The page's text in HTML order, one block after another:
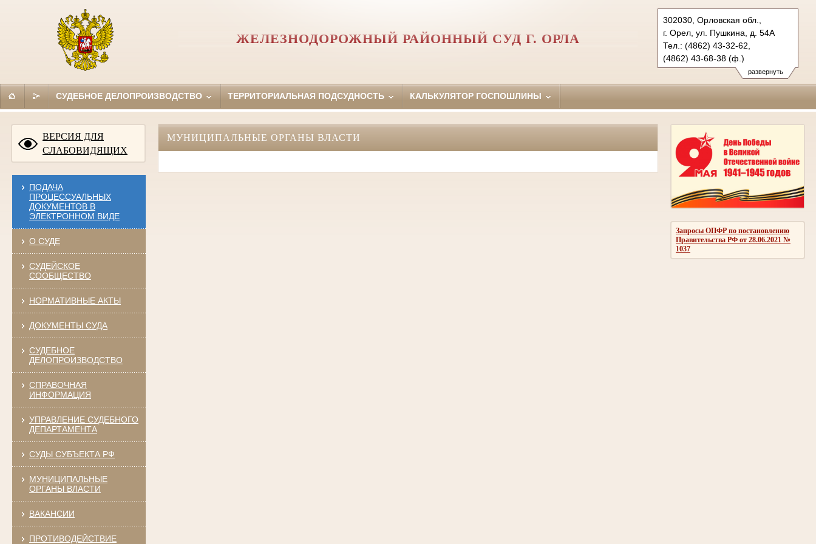
развернуть
302030, Орловская обл.,
г. Орел, ул. Пушкина, д. 54А
Тел.: (4862) 43-32-62,
(4862) 43-68-38 (ф.)
zheleznodorozhny.orl@sudrf.ru
ЖЕЛЕЗНОДОРОЖНЫЙ РАЙОННЫЙ СУД Г. ОРЛА
СУДЕБНОЕ ДЕЛОПРОИЗВОДСТВО ТЕРРИТОРИАЛЬНАЯ ПОДСУДНОСТЬ КАЛЬКУЛЯТОР ГОСПОШЛИНЫ
ВЕРСИЯ ДЛЯ
СЛАБОВИДЯЩИХ
ПОДАЧА
ПРОЦЕССУАЛЬНЫХ
ДОКУМЕНТОВ В
ЭЛЕКТРОННОМ ВИДЕ
О СУДЕ
СУДЕЙСКОЕ
СООБЩЕСТВО
НОРМАТИВНЫЕ АКТЫ
ДОКУМЕНТЫ СУДА
СУДЕБНОЕ
ДЕЛОПРОИЗВОДСТВО
СПРАВОЧНАЯ
ИНФОРМАЦИЯ
УПРАВЛЕНИЕ СУДЕБНОГО
ДЕПАРТАМЕНТА
СУДЫ СУБЪЕКТА РФ
МУНИЦИПАЛЬНЫЕ
ОРГАНЫ ВЛАСТИ
ВАКАНСИИ
ПРОТИВОДЕЙСТВИЕ
Запросы ОПФР по постановлению
Правительства РФ от 28.06.2021 №
1037
МУНИЦИПАЛЬНЫЕ ОРГАНЫ ВЛАСТИ